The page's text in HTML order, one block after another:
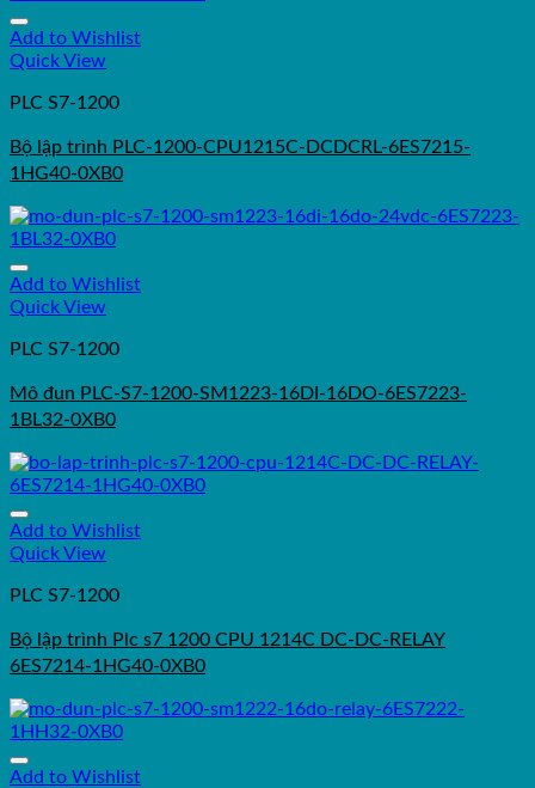
Add to Wishlist
Quick View
PLC S7-1200
Bộ lập trình PLC-1200-CPU1215C-DCDCRL-6ES7215-
1HG40-0XB0
Add to Wishlist
Quick View
PLC S7-1200
Mô đun PLC-S7-1200-SM1223-16DI-16DO-6ES7223-
1BL32-0XB0
Add to Wishlist
Quick View
PLC S7-1200
Bộ lập trình Plc s7 1200 CPU 1214C DC-DC-RELAY
6ES7214-1HG40-0XB0
Add to Wishlist